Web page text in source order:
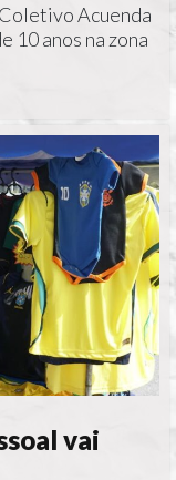
Acuenda
10 anos na zona
vai